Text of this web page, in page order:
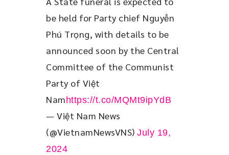
be held for Party chief Nguyễn
Phú Trọng, with details to be
announced soon by the Central
Committee of the Communist
Party of Việt
Nam https://t.co/MQMt9ipYdB
— Việt Nam News
(@VietnamNewsVNS) July 19,
2024